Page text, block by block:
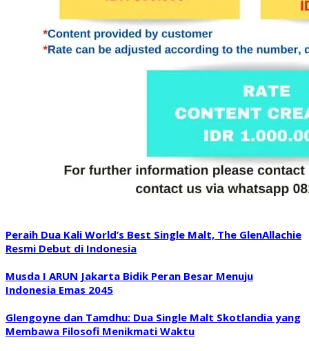
Peraih Dua Kali World’s Best Single Malt, The GlenAllachie
Resmi Debut di Indonesia
Musda I ARUN Jakarta Bidik Peran Besar Menuju
Indonesia Emas 2045
Glengoyne dan Tamdhu: Dua Single Malt Skotlandia yang
Membawa Filosofi Menikmati Waktu